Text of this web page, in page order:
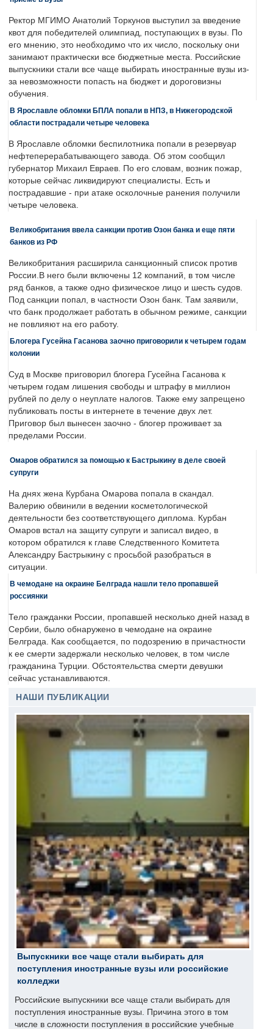
Ректор МГИМО Анатолий Торкунов выступил за введение
квот для победителей олимпиад, поступающих в вузы. По
его мнению, это необходимо что их число, поскольку они
занимают практически все бюджетные места. Российские
выпускники стали все чаще выбирать иностранные вузы из-
за невозможности попасть на бюджет и дороговизны
обучения.
В Ярославле обломки БПЛА попали в НПЗ, в Нижегородской
области пострадали четыре человека
В Ярославле обломки беспилотника попали в резервуар
нефтеперерабатывающего завода. Об этом сообщил
губернатор Михаил Евраев. По его словам, возник пожар,
которые сейчас ликвидируют специалисты. Есть и
пострадавшие - при атаке осколочные ранения получили
четыре человека.
Великобритания ввела санкции против Озон банка и еще пяти
банков из РФ
Великобритания расширила санкционный список против
России.В него были включены 12 компаний, в том числе
ряд банков, а также одно физическое лицо и шесть судов.
Под санкции попал, в частности Озон банк. Там заявили,
что банк продолжает работать в обычном режиме, санкции
не повлияют на его работу.
Блогера Гусейна Гасанова заочно приговорили к четырем годам
колонии
Суд в Москве приговорил блогера Гусейна Гасанова к
четырем годам лишения свободы и штрафу в миллион
рублей по делу о неуплате налогов. Также ему запрещено
публиковать посты в интернете в течение двух лет.
Приговор был вынесен заочно - блогер проживает за
пределами России.
Омаров обратился за помощью к Бастрыкину в деле своей
супруги
На днях жена Курбана Омарова попала в скандал.
Валерию обвинили в ведении косметологической
деятельности без соответствующего диплома. Курбан
Омаров встал на защиту супруги и записал видео, в
котором обратился к главе Следственного Комитета
Александру Бастрыкину с просьбой разобраться в
ситуации.
В чемодане на окраине Белграда нашли тело пропавшей
россиянки
Тело гражданки России, пропавшей несколько дней назад в
Сербии, было обнаружено в чемодане на окраине
Белграда. Как сообщается, по подозрению в причастности
к ее смерти задержали несколько человек, в том числе
гражданина Турции. Обстоятельства смерти девушки
сейчас устанавливаются.
НАШИ ПУБЛИКАЦИИ
Выпускники все чаще стали выбирать для
поступления иностранные вузы или российские
колледжи
Российские выпускники все чаще стали выбирать для
поступления иностранные вузы. Причина этого в том
числе в сложности поступления в российские учебные